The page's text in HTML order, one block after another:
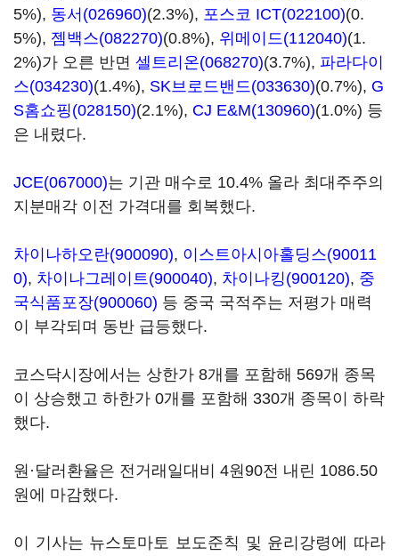
5%), 동서(026960)(2.3%), 포스코 ICT(022100)(0.
5%), 젬백스(082270)(0.8%), 위메이드(112040)(1.
2%)가 오른 반면 셀트리온(068270)(3.7%), 파라다이
스(034230)(1.4%), SK브로드밴드(033630)(0.7%), G
S홈쇼핑(028150)(2.1%), CJ E&M(130960)(1.0%) 등
은 내렸다.
JCE(067000)는 기관 매수로 10.4% 올라 최대주주의
지분매각 이전 가격대를 회복했다.
차이나하오란(900090), 이스트아시아홀딩스(90011
0), 차이나그레이트(900040), 차이나킹(900120), 중
국식품포장(900060) 등 중국 국적주는 저평가 매력
이 부각되며 동반 급등했다.
코스닥시장에서는 상한가 8개를 포함해 569개 종목
이 상승했고 하한가 0개를 포함해 330개 종목이 하락
했다.
원·달러환율은 전거래일대비 4원90전 내린 1086.50
원에 마감했다.
이 기사는 뉴스토마토 보도준칙 및 윤리강령에 따라